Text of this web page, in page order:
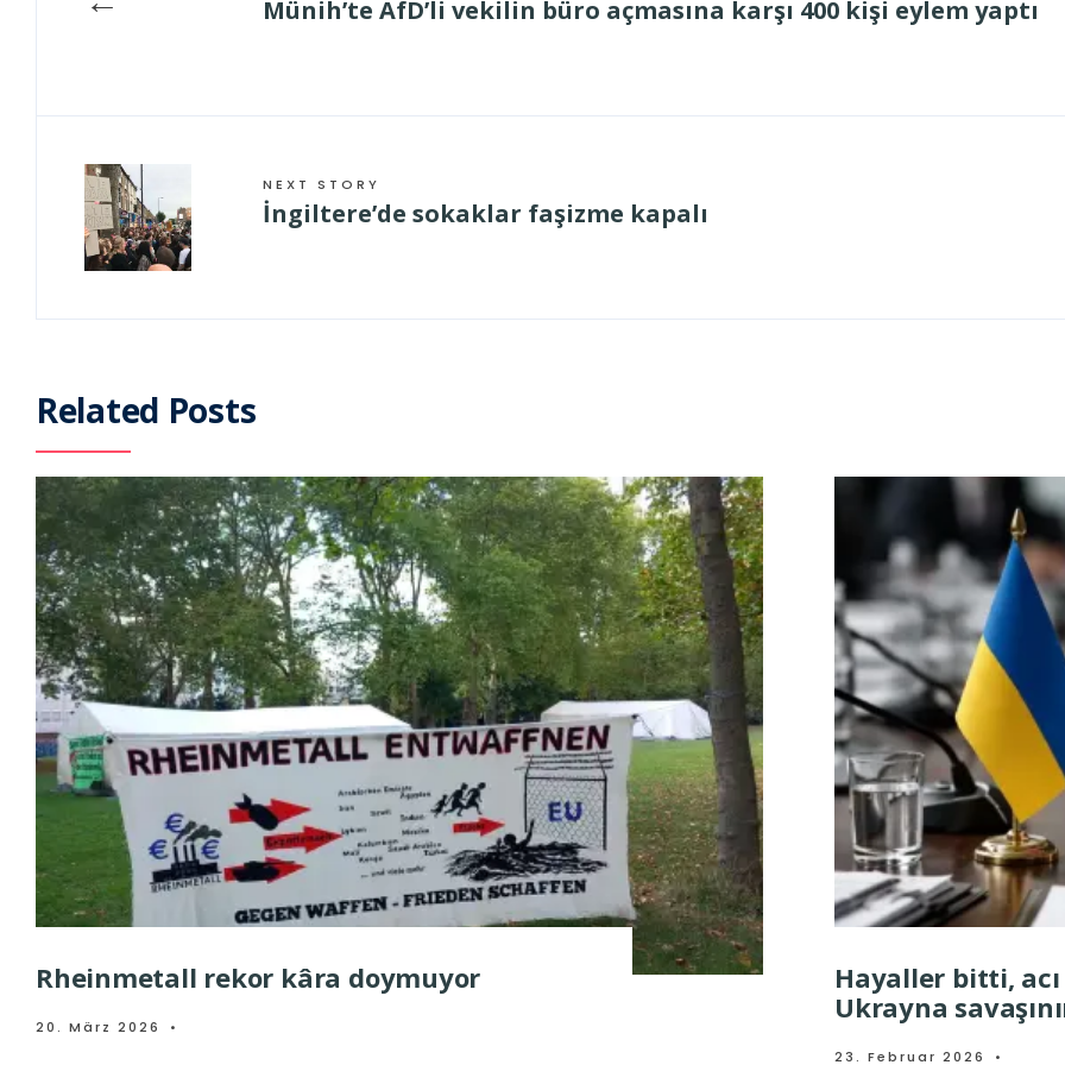
Münih’te AfD’li vekilin büro açmasına karşı 400 kişi eylem yaptı
NEXT STORY
İngiltere’de sokaklar faşizme kapalı
Related Posts
Rheinmetall rekor kâra doymuyor
20. März 2026 •
Hayaller bitti,
Ukrayna
23. Februar 2026 •